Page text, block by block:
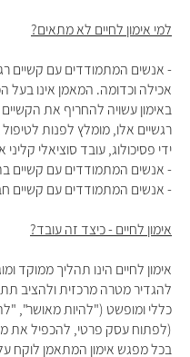
למי אימון לחיים לא מתאים?
- אנשים המתמודדים עם קשיים
אכילה וכדומה. המאמן אינו
באימון עשויה להחריף את הקשיים
רגשיים אלו, מומלץ לפנות
ידי פסיכולוג, עובד סוציאלי
- אנשים המתמודדים עם קשיים
- אנשים המתמודדים עם קשיים
אימון לחיים - כיצד זה עובד?
אימון לחיים הינו תהליך ממוקד
להגדיר מטרה מרכזית ולהציב
כללי ומופשט ("להיות מאושר",
(לפתוח עסק פרטי, להכפיל את
בכל מפגש אימון המתאמן לוקח